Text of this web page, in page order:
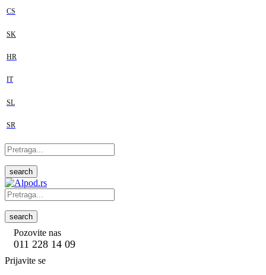
CS
SK
HR
IT
SL
SR
search
search
Pozovite nas
011 228 14 09
Prijavite se